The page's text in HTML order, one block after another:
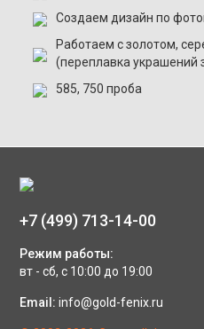
Создаем дизайн по
Работаем с золотом,
(переплавка украшений
585, 750 проба
+7 (499) 713-14-00
Режим работы:
вт - сб, с 10:00 до 19:00
Email: info@gold-fenix.ru